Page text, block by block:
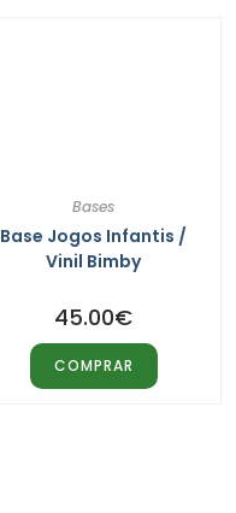
Bases
Base Jogos Infantis /
Vinil Bimby
45.00€
COMPRAR